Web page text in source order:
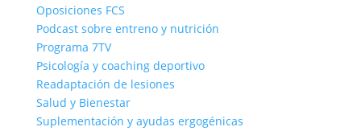
Oposiciones FCS
Podcast sobre entreno y nutrición
Programa 7TV
Psicología y coaching deportivo
Readaptación de lesiones
Salud y Bienestar
Suplementación y ayudas ergogénicas